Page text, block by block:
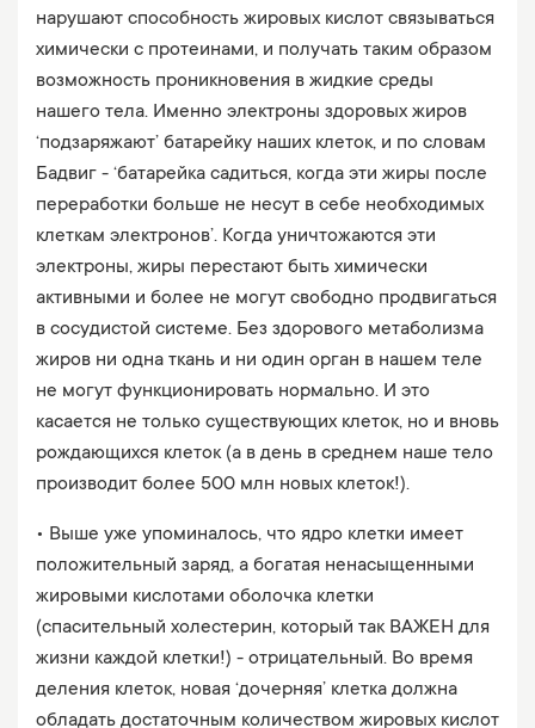
нарушают способность жировых кислот связываться
химически с протеинами, и получать таким образом
возможность проникновения в жидкие среды
нашего тела. Именно электроны здоровых жиров
‘подзаряжают’ батарейку наших клеток, и по словам
Бадвиг - ‘батарейка садиться, когда эти жиры после
переработки больше не несут в себе необходимых
клеткам электронов’. Когда уничтожаются эти
электроны, жиры перестают быть химически
активными и более не могут свободно продвигаться
в сосудистой системе. Без здорового метаболизма
жиров ни одна ткань и ни один орган в нашем теле
не могут функционировать нормально. И это
касается не только существующих клеток, но и вновь
рождающихся клеток (а в день в среднем наше тело
производит более 500 млн новых клеток!).
• Выше уже упоминалось, что ядро клетки имеет
положительный заряд, а богатая ненасыщенными
жировыми кислотами оболочка клетки
(спасительный холестерин, который так ВАЖЕН для
жизни каждой клетки!) - отрицательный. Во время
деления клеток, новая ‘дочерняя’ клетка должна
обладать достаточным количеством жировых кислот